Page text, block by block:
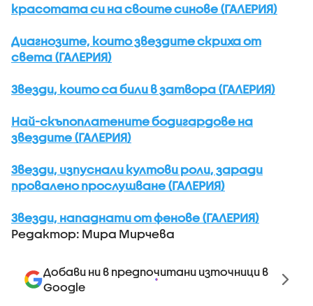
красотата си на своите синове (ГАЛЕРИЯ)
Диагнозите, които звездите скриха от
света (ГАЛЕРИЯ)
Звезди, които са били в затвора (ГАЛЕРИЯ)
Най-скъпоплатените бодигардове на
звездите (ГАЛЕРИЯ)
Звезди, изпуснали култови роли, заради
провалено прослушване (ГАЛЕРИЯ)
Звезди, нападнати от фенове (ГАЛЕРИЯ)
Редактор: Мира Мирчева
Добави ни в предпочитани източници в
Google